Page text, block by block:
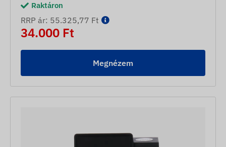
Raktáron
RRP ár: 55.325,77 Ft
34.000 Ft
Megnézem